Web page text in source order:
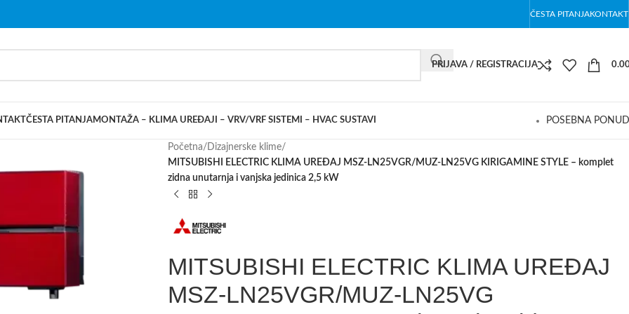
ČESTA PITANJAKONTAKT
PRIJAVA / REGISTRACIJA
ČESTA PITANJAMONTAŽA – KLIMA UREĐAJI – VRV/VRF SISTEMI – HVAC SUSTAVI POSEBNA
Početna/ Dizajnerske klime/
MITSUBISHI ELECTRIC KLIMA UREĐAJ MSZ-LN25VGR/MUZ-LN25VG KIRIGAMINE STYLE – komplet
zidna unutarnja i vanjska jedinica 2,5 kW
MITSUBISHI ELECTRIC KLIMA UREĐAJ
MSZ-LN25VGR/MUZ-LN25VG